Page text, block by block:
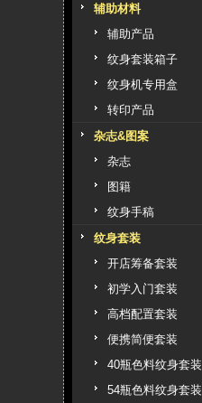
辅助材料
辅助产品
纹身套装箱子
纹身机专用盒
转印产品
杂志&图案
杂志
图籍
纹身手稿
纹身套装
开店筹备套装
初学入门套装
高档配置套装
便携简便套装
40瓶色料纹身套装
54瓶色料纹身套装